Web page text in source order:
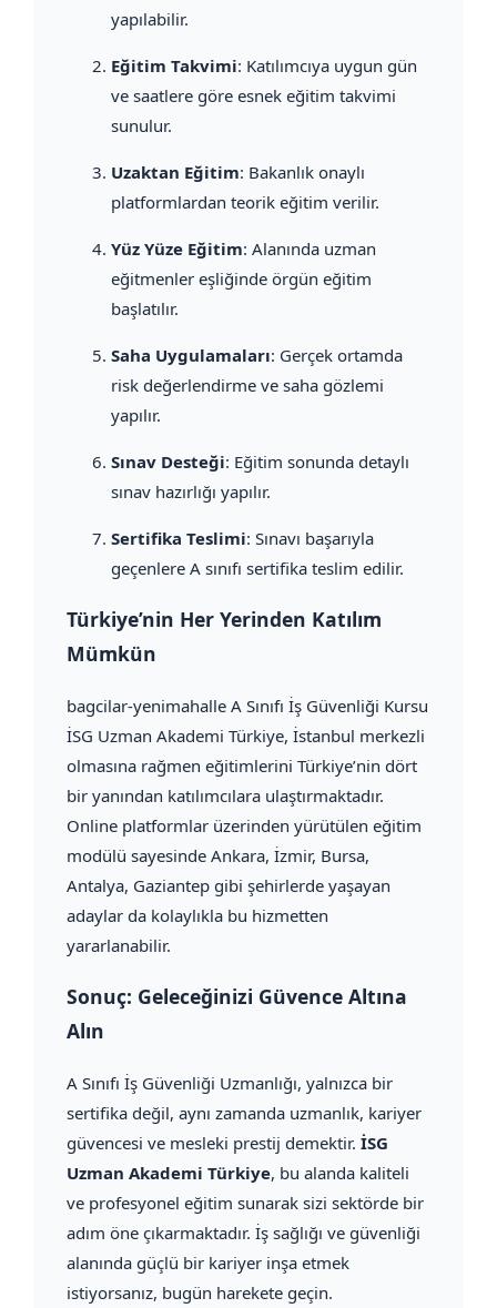
yapılabilir.
Eğitim Takvimi: Katılımcıya uygun gün
ve saatlere göre esnek eğitim takvimi
sunulur.
Uzaktan Eğitim: Bakanlık onaylı
platformlardan teorik eğitim verilir.
Yüz Yüze Eğitim: Alanında uzman
eğitmenler eşliğinde örgün eğitim
başlatılır.
Saha Uygulamaları: Gerçek ortamda
risk değerlendirme ve saha gözlemi
yapılır.
Sınav Desteği: Eğitim sonunda detaylı
sınav hazırlığı yapılır.
Sertifika Teslimi: Sınavı başarıyla
geçenlere A sınıfı sertifika teslim edilir.
Türkiye’nin Her Yerinden Katılım
Mümkün
bagcilar-yenimahalle A Sınıfı İş Güvenliği Kursu
İSG Uzman Akademi Türkiye, İstanbul merkezli
olmasına rağmen eğitimlerini Türkiye’nin dört
bir yanından katılımcılara ulaştırmaktadır.
Online platformlar üzerinden yürütülen eğitim
modülü sayesinde Ankara, İzmir, Bursa,
Antalya, Gaziantep gibi şehirlerde yaşayan
adaylar da kolaylıkla bu hizmetten
yararlanabilir.
Sonuç: Geleceğinizi Güvence Altına
Alın
A Sınıfı İş Güvenliği Uzmanlığı, yalnızca bir
sertifika değil, aynı zamanda uzmanlık, kariyer
güvencesi ve mesleki prestij demektir. İSG
Uzman Akademi Türkiye, bu alanda kaliteli
ve profesyonel eğitim sunarak sizi sektörde bir
adım öne çıkarmaktadır. İş sağlığı ve güvenliği
alanında güçlü bir kariyer inşa etmek
istiyorsanız, bugün harekete geçin.